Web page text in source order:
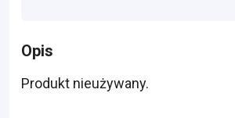
Opis
Produkt nieużywany.